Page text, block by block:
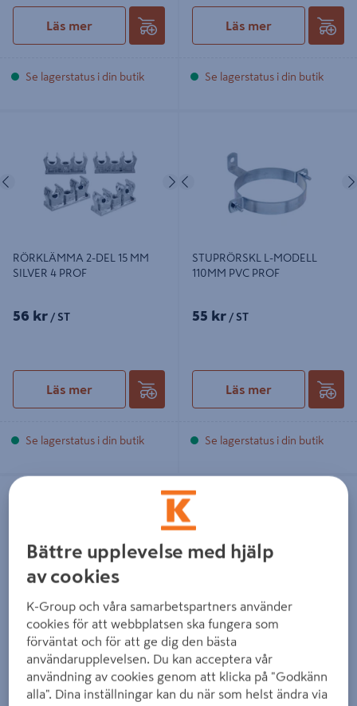
Läs mer
Se lagerstatus i din butik
Läs mer
Se lagerstatus i din butik
Föregående Nästa
RÖRKLÄMMA 2-DEL 15 MM
SILVER 4 PROF
56 kr / ST
Läs mer
Se lagerstatus i din butik
Föregående
STUPRÖRSKL L-MODELL
110MM PVC PROF
55 kr / ST
Läs mer
Se lagerstatus i din butik
KLAMMER CARAT ENKEL FKR 8-
15MM, RÖRKLAMMER ENK FKR 8-
KLAMMER CARAT ENKEL FKR
8-15MM, RÖRKLAMMER ENK
FKR 8-15
169 kr / ST
RÖRKLÄMMA GELIA 10-16 ENKEL
KROM, KROM 14125 MINI
RÖRKLÄMMA GELIA 10-16
ENKEL KROM, KROM 14125
109 kr/ SB
Bättre upplevelse med hjälp
av cookies
K-Group och våra samarbetspartners använder
cookies för att webbplatsen ska fungera som
förväntat och för att ge dig den bästa
användarupplevelsen. Du kan acceptera vår
användning av cookies genom att klicka på "Godkänn
alla". Dina inställningar kan du när som helst ändra via